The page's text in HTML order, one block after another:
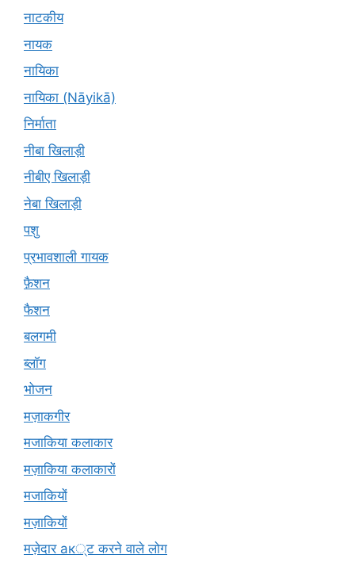
नाटकीय
नायक
नायिका
नायिका (Nāyikā)
निर्माता
नीबा खिलाड़ी
नीबीए खिलाड़ी
नेबा खिलाड़ी
पशु
प्रभावशाली गायक
फ़ैशन
फैशन
बलगमी
ब्लॉग
भोजन
मज़ाकगीर
मजाकिया कलाकार
मज़ाकिया कलाकारों
मजाकियों
मज़ाकियों
मज़ेदार ак्ट करने वाले लोग